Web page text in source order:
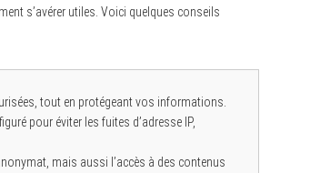
s’avérer utiles. Voici quelques conseils
tout en protégeant vos informations.
pour éviter les fuites d’adresse IP,
mais aussi l’accès à des contenus